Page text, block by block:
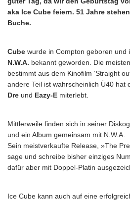
aka Ice Cube feiern. 51 Jahre
Buche.
Cube wurde in Compton geboren und
N.W.A. bekannt geworden. Die
bestimmt aus dem Kinofilm ‘Straight
andere Teil ist wahrscheinlich Ü40 hat
Dre und Eazy-E miterlebt.
Mittlerweile finden sich in seiner
und ein Album gemeinsam mit N.W.A.
Sein meistverkaufte Release, »The
sage und schreibe bisher einziges
dafür aber mit Doppel-Platin
Ice Cube kann auch auf eine